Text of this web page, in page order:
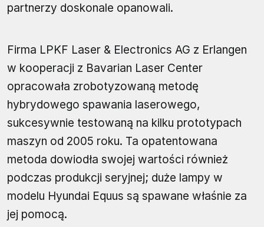
partnerzy doskonale opanowali.
Firma LPKF Laser & Electronics AG z Erlangen
w kooperacji z Bavarian Laser Center
opracowała zrobotyzowaną metodę
hybrydowego spawania laserowego,
sukcesywnie testowaną na kilku prototypach
maszyn od 2005 roku. Ta opatentowana
metoda dowiodła swojej wartości również
podczas produkcji seryjnej; duże lampy w
modelu Hyundai Equus są spawane właśnie za
jej pomocą.